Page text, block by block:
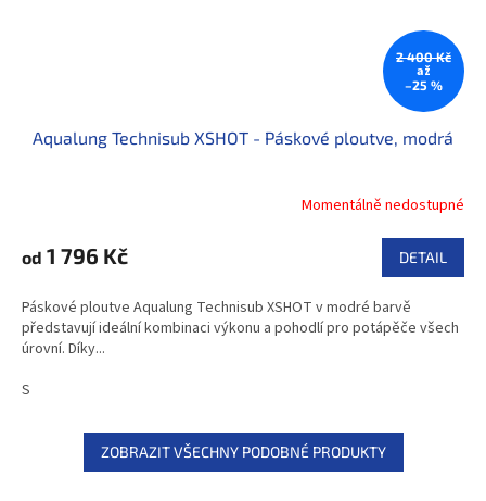
2 400 Kč
až
–25 %
Aqualung Technisub XSHOT - Páskové ploutve, modrá
Momentálně nedostupné
od 1 796 Kč DETAIL
Páskové ploutve Aqualung Technisub XSHOT v modré barvě
představují ideální kombinaci výkonu a pohodlí pro potápěče všech
úrovní. Díky...
S
ZOBRAZIT VŠECHNY PODOBNÉ PRODUKTY